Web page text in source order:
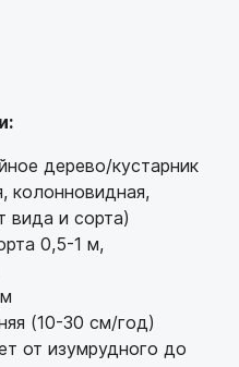
дерево/кустарник
колонновидная,
вида и сорта)
0,5-1 м,
(10-30 см/год)
от изумрудного до